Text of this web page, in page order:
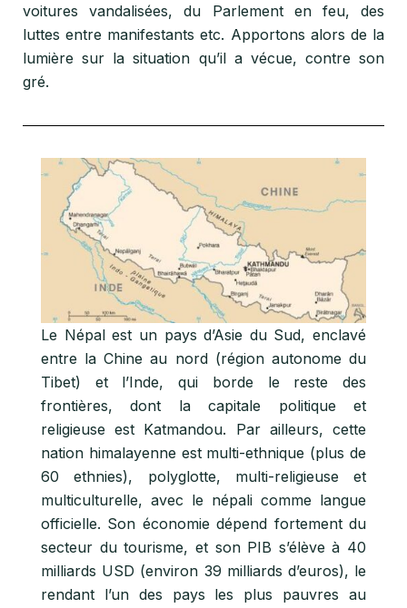
voitures vandalisées, du Parlement en feu, des
luttes entre manifestants etc. Apportons alors de la
lumière sur la situation qu’il a vécue, contre son
gré.
Le Népal est un pays d’Asie du Sud, enclavé
entre la Chine au nord (région autonome du
Tibet) et l’Inde, qui borde le reste des
frontières, dont la capitale politique et
religieuse est Katmandou. Par ailleurs, cette
nation himalayenne est multi-ethnique (plus de
60 ethnies), polyglotte, multi-religieuse et
multiculturelle, avec le népali comme langue
officielle. Son économie dépend fortement du
secteur du tourisme, et son PIB s’élève à 40
milliards USD (environ 39 milliards d’euros), le
rendant l’un des pays les plus pauvres au